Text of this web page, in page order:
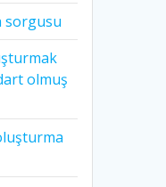
sorgusu
olmuş